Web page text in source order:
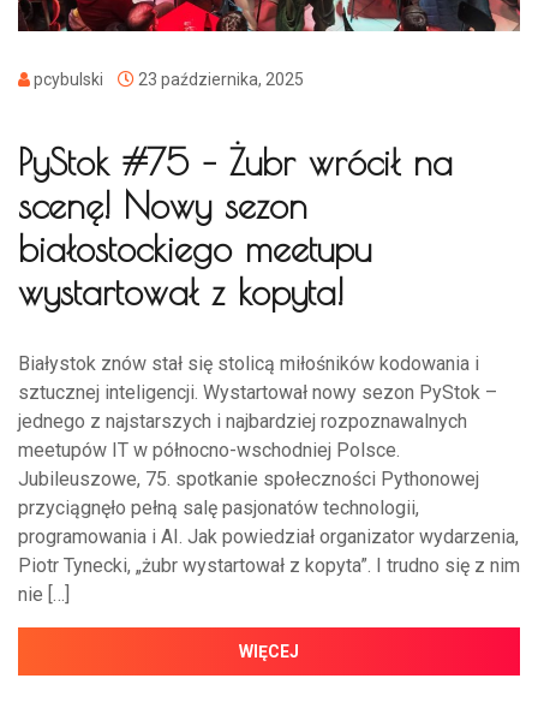
pcybulski 23 października, 2025
PyStok #75 – Żubr wrócił na
scenę! Nowy sezon
białostockiego meetupu
wystartował z kopyta!
Białystok znów stał się stolicą miłośników kodowania i
sztucznej inteligencji. Wystartował nowy sezon PyStok –
jednego z najstarszych i najbardziej rozpoznawalnych
meetupów IT w północno-wschodniej Polsce.
Jubileuszowe, 75. spotkanie społeczności Pythonowej
przyciągnęło pełną salę pasjonatów technologii,
programowania i AI. Jak powiedział organizator wydarzenia,
Piotr Tynecki, „żubr wystartował z kopyta”. I trudno się z nim
nie […]
WIĘCEJ